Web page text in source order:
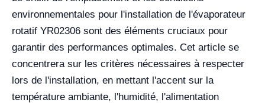
environnementales pour l'installation de l'évaporateur
rotatif YR02306 sont des éléments cruciaux pour
garantir des performances optimales. Cet article se
concentrera sur les critères nécessaires à respecter
lors de l'installation, en mettant l'accent sur la
température ambiante, l'humidité, l'alimentation